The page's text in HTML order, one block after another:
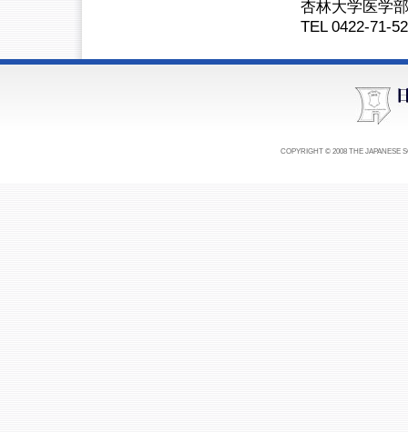
杏林大学医学
TEL 0422-71-
COPYRIGHT © 2008 THE JAPANESE